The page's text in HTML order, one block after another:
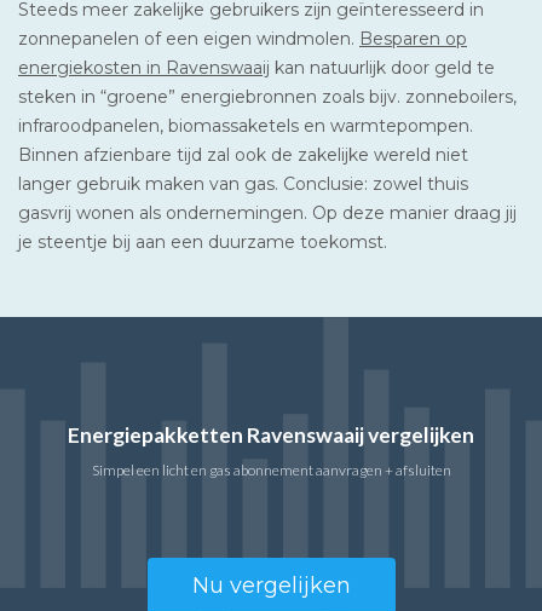
Steeds meer zakelijke gebruikers zijn geïnteresseerd in
zonnepanelen of een eigen windmolen. Besparen op
energiekosten in Ravenswaaij kan natuurlijk door geld te
steken in “groene” energiebronnen zoals bijv. zonneboilers,
infraroodpanelen, biomassaketels en warmtepompen.
Binnen afzienbare tijd zal ook de zakelijke wereld niet
langer gebruik maken van gas. Conclusie: zowel thuis
gasvrij wonen als ondernemingen. Op deze manier draag jij
je steentje bij aan een duurzame toekomst.
Energiepakketten Ravenswaaij vergelijken
Simpel een licht en gas abonnement aanvragen + afsluiten
Nu vergelijken